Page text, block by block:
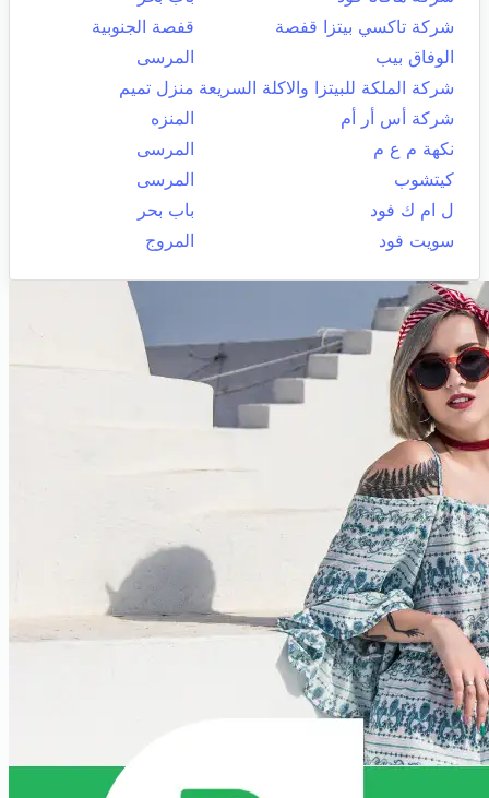
شركة تاكسي بيتزا قفصة
قفصة الجنوبية
الوفاق بيب
المرسى
شركة الملكة للبيتزا والاكلة السريعة منزل تميم
شركة أس أر أم
المنزه
نكهة م ع م
المرسى
كيتشوب
المرسى
ل ام ك فود
باب بحر
سويت فود
المروج